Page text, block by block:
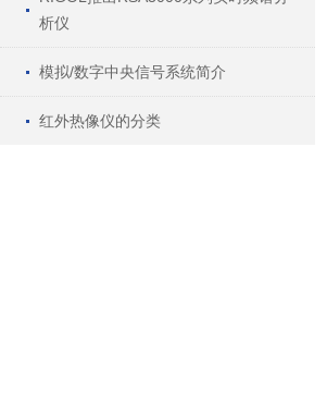
析仪
模拟/数字中央信号系统简介
红外热像仪的分类